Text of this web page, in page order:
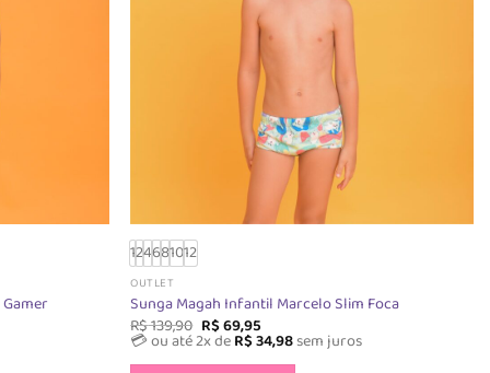
produto
124681012
OUTLET
Sunga Magah Infantil Marcelo Slim Foca
R$139,90 O
preço
original
R$69,95O
preço
atual
💳 ou até 2x deR$34,98sem juros